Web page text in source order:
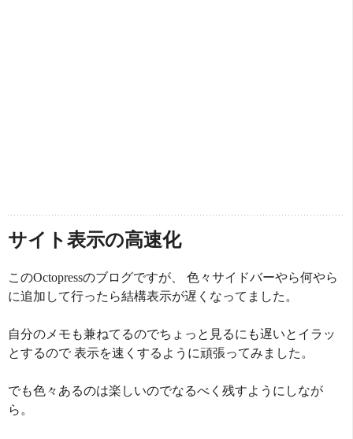
サイト表示の高速化
このOctopressのブログですが、 色々サイドバーやら何やら
に追加して行ったら結構表示が遅くなってました。
自分のメモも兼ねてるのでちょっと見るにも遅いとイラッ
とするので 表示を速くするように頑張ってみました。
でも色々あるのは楽しいのでなるべく残すようにしなが
ら。